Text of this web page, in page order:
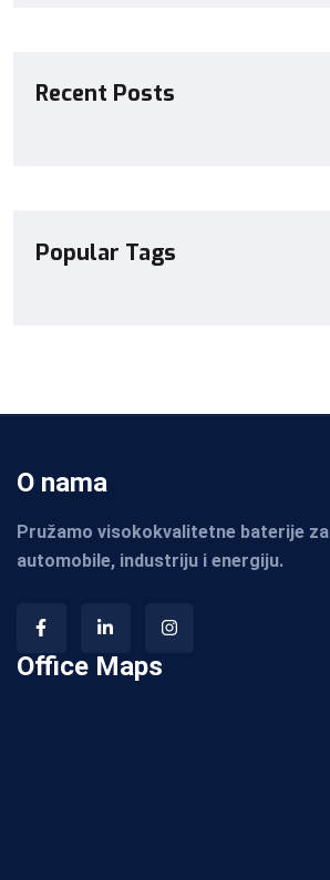
Recent Posts
Popular Tags
O nama
Pružamo visokokvalitetne baterije za
automobile, industriju i energiju.
Office Maps